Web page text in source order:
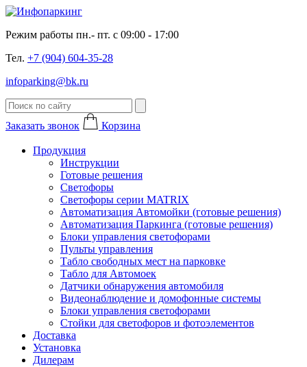
Режим работы пн.- пт. с 09:00 - 17:00
Тел. +7 (904) 604-35-28
infoparking@bk.ru
Заказать звонок Корзина
Продукция
Инструкции
Готовые решения
Светофоры
Светофоры серии MATRIX
Автоматизация Автомойки (готовые решения)
Автоматизация Паркинга (готовые решения)
Блоки управления светофорами
Пульты управления
Табло свободных мест на парковке
Табло для Автомоек
Датчики обнаружения автомобиля
Видеонаблюдение и домофонные системы
Блоки управления светофорами
Стойки для светофоров и фотоэлементов
Доставка
Установка
Дилерам